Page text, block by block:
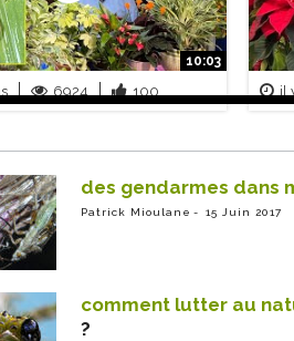
10:03
6924 100 il
des gendarmes dans
Patrick Mioulane 15 Juin 2017
comment lutter au
?